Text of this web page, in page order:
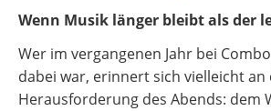
Wenn Musik länger bleibt als der
Wer im vergangenen Jahr bei
dabei war, erinnert sich vielleicht an
Herausforderung des Abends: dem